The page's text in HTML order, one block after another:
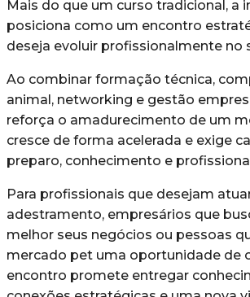
Mais do que um curso tradicional, a
posiciona como um encontro
deseja evoluir profissionalmente no
Ao combinar formação técnica,
animal, networking e gestão
reforça o amadurecimento de um
cresce de forma acelerada e exige
preparo, conhecimento e
Para profissionais que desejam
adestramento, empresários que
melhor seus negócios ou pessoas
mercado pet uma oportunidade de
encontro promete entregar